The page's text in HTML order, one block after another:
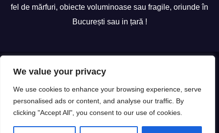
We value your privacy
We use cookies to enhance your browsing experience, serve
personalised ads or content, and analyse our traffic. By
clicking "Accept All", you consent to our use of cookies.
fel de mărfuri, obiecte voluminoase sau fragile, oriunde în
București sau in țară !
Proudly powered by WordPress
Debarasare mobila veche Relocari sedii si birouri
Transport Bagaje Transport electrocasnice Transport Mobila